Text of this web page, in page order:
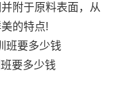
附于原料表面，从
的特点!
要多少钱